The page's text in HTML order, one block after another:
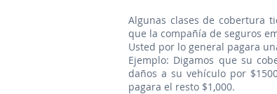
Algunas clases de cobertura
que la compañía de seguros
Usted por lo general pagara
Ejemplo: Digamos que su
daños a su vehículo por
pagara el resto $1,000.